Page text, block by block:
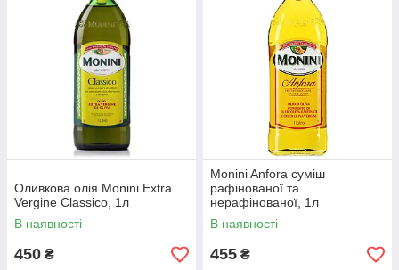
Оливкова олія Monini Extra
Vergine Classico, 1л
В наявності
450 ₴
Monini Anfora суміш
рафінованої та
нерафінованої, 1л
В наявності
455 ₴